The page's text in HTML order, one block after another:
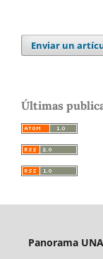
Enviar un
Últimas
Panorama